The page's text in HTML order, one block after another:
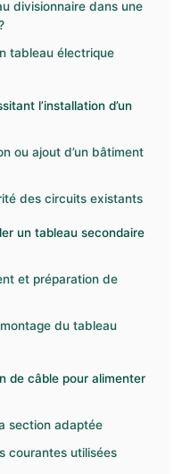
divisionnaire dans une
tableau électrique
l’installation d’un
ou ajout d’un bâtiment
des circuits existants
un tableau secondaire
et préparation de
du tableau
de câble pour alimenter
section adaptée
courantes utilisées